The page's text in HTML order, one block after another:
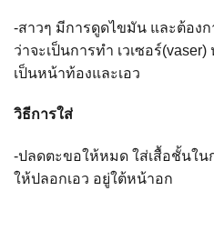
-สาวๆ มีการดูดไขมัน และต้องก
ว่าจะเป็นการทำ เวเซอร์
เป็นหน้าท้องและเอว
วิธีการใส่
-ปลดตะขอให้หมด ใส่เสื้อชั้นใน
ให้ปลอกเอว อยู่ใต้หน้าอก